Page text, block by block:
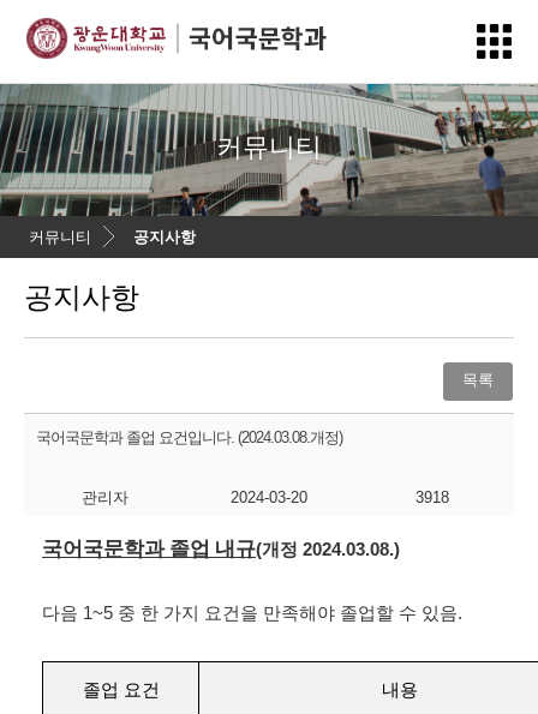
커뮤니티
커뮤니티 공지사항
공지사항
목록
국어국문학과 졸업 요건입니다. (2024.03.08.개정)
관리자 2024-03-20 3918
국어국문학과 졸업 내규(개정 2024.03.08.)
다음 1~5 중 한 가지 요건을 만족해야 졸업할 수 있음.
졸업 요건 내용